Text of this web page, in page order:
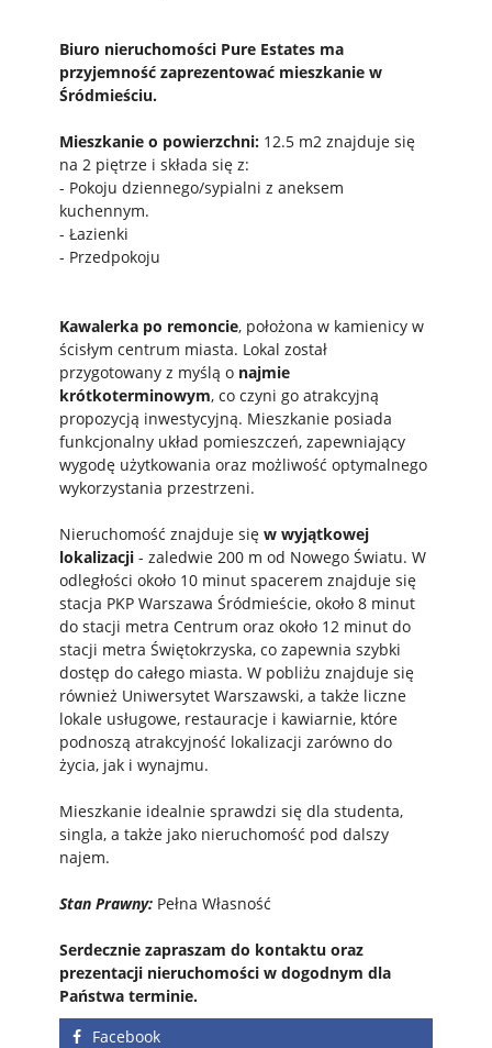
Biuro nieruchomości Pure Estates ma
przyjemność zaprezentować mieszkanie w
Śródmieściu.
Mieszkanie o powierzchni: 12.5 m2 znajduje się
na 2 piętrze i składa się z:
- Pokoju dziennego/sypialni z aneksem
kuchennym.
- Łazienki
- Przedpokoju
Kawalerka po remoncie, położona w kamienicy w
ścisłym centrum miasta. Lokal został
przygotowany z myślą o najmie
krótkoterminowym, co czyni go atrakcyjną
propozycją inwestycyjną. Mieszkanie posiada
funkcjonalny układ pomieszczeń, zapewniający
wygodę użytkowania oraz możliwość optymalnego
wykorzystania przestrzeni.
Nieruchomość znajduje się w wyjątkowej
lokalizacji - zaledwie 200 m od Nowego Światu. W
odległości około 10 minut spacerem znajduje się
stacja PKP Warszawa Śródmieście, około 8 minut
do stacji metra Centrum oraz około 12 minut do
stacji metra Świętokrzyska, co zapewnia szybki
dostęp do całego miasta. W pobliżu znajduje się
również Uniwersytet Warszawski, a także liczne
lokale usługowe, restauracje i kawiarnie, które
podnoszą atrakcyjność lokalizacji zarówno do
życia, jak i wynajmu.
Mieszkanie idealnie sprawdzi się dla studenta,
singla, a także jako nieruchomość pod dalszy
najem.
Stan Prawny: Pełna Własność
Serdecznie zapraszam do kontaktu oraz
prezentacji nieruchomości w dogodnym dla
Państwa terminie.
Facebook